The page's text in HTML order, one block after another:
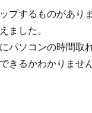
プするものがあり
ました。
パソコンの時間取
きるかわかりませ